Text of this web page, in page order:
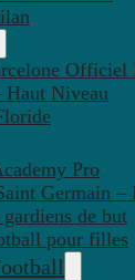
Officiel
Haut Niveau
Pro
Germain –
gardiens de but
pour filles